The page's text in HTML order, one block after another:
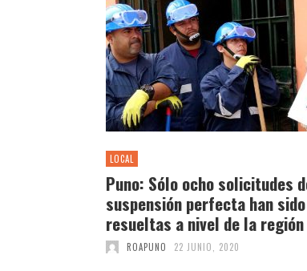
LOCAL
Puno: Sólo ocho solicitudes
suspensión perfecta han sido
resueltas a nivel de la región
ROAPUNO 22 JUNIO, 2020